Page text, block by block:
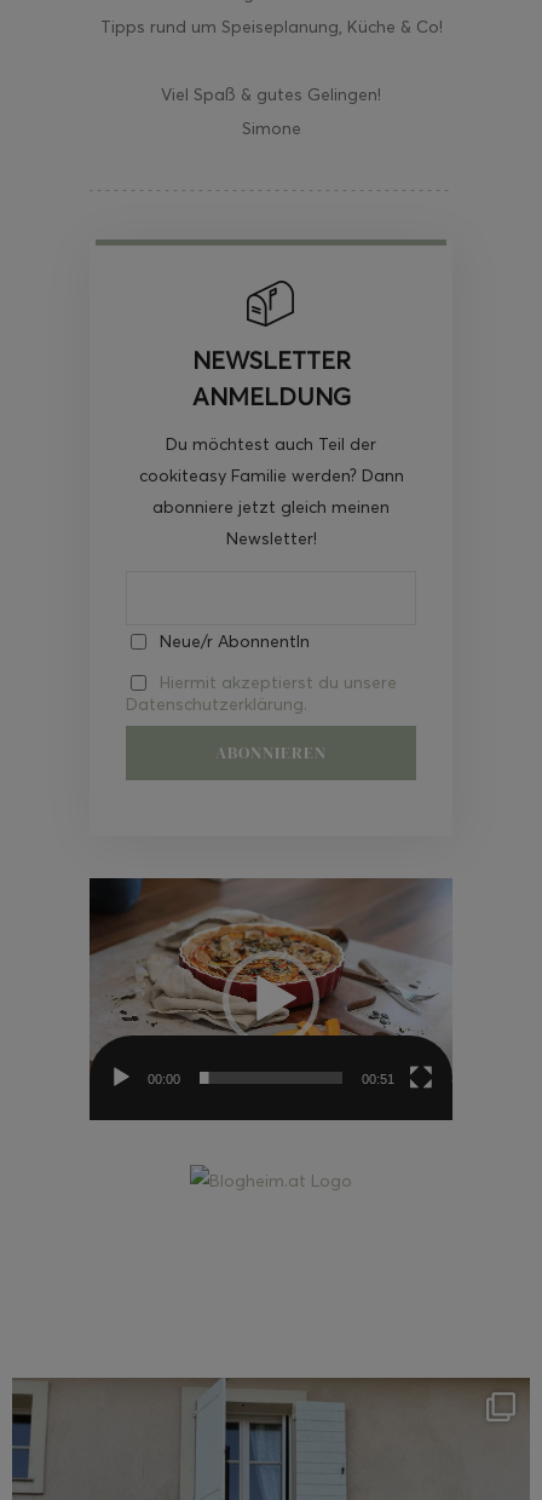
Tipps rund um Speiseplanung, Küche & Co!
Viel Spaß & gutes Gelingen!
Simone
NEWSLETTER
ANMELDUNG
Du möchtest auch Teil der
cookiteasy Familie werden? Dann
abonniere jetzt gleich meinen
Newsletter!
Neue/r AbonnentIn
Hiermit akzeptierst du unsere
Datenschutzerklärung.
Video-
00:00 00:51